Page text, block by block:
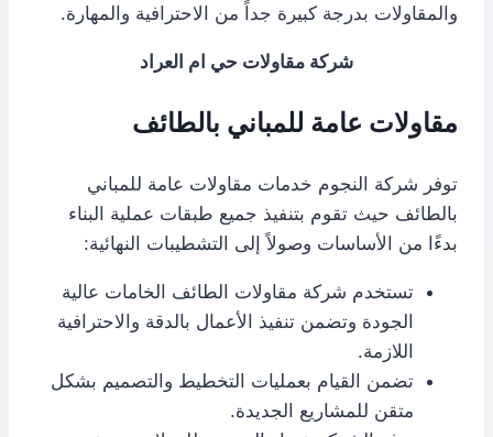
والمقاولات بدرجة كبيرة جداً من الاحترافية والمهارة.
شركة مقاولات حي ام العراد
مقاولات عامة للمباني بالطائف
توفر شركة النجوم خدمات مقاولات عامة للمباني
بالطائف حيث تقوم بتنفيذ جميع طبقات عملية البناء
بدءًا من الأساسات وصولاً إلى التشطيبات النهائية:
تستخدم شركة مقاولات الطائف الخامات عالية
الجودة وتضمن تنفيذ الأعمال بالدقة والاحترافية
اللازمة.
تضمن القيام بعمليات التخطيط والتصميم بشكل
متقن للمشاريع الجديدة.